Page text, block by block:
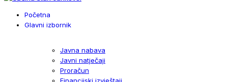
Početna
Glavni izbornik
Javna nabava
Javni natječaji
Proračun